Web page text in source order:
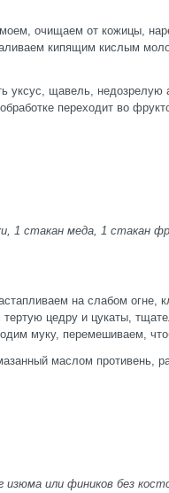
очищаем от кожицы,
кипящим кислым
уксус, щавель,
переходит во
1 стакан меда, 1 стакан
на слабом огне,
цедру и цукаты,
муку,
маслом противень,
изюма или фиников без